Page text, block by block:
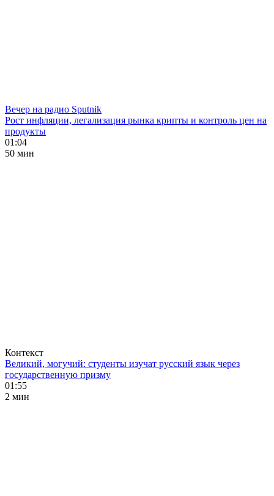
Вечер на радио Sputnik
Рост инфляции, легализация рынка крипты и контроль цен на
продукты
01:04
50 мин
Контекст
Великий, могучий: студенты изучат русский язык через
государственную призму
01:55
2 мин